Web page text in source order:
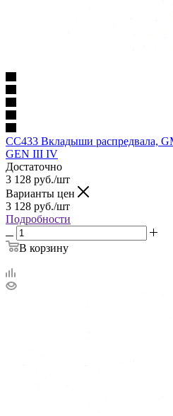
CC433 Вкладыши распредвала,
GEN III IV
Достаточно
3 128 руб./шт
Варианты цен
3 128 руб./шт
Подробности
В корзину